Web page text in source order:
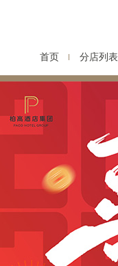
首页 分店列表